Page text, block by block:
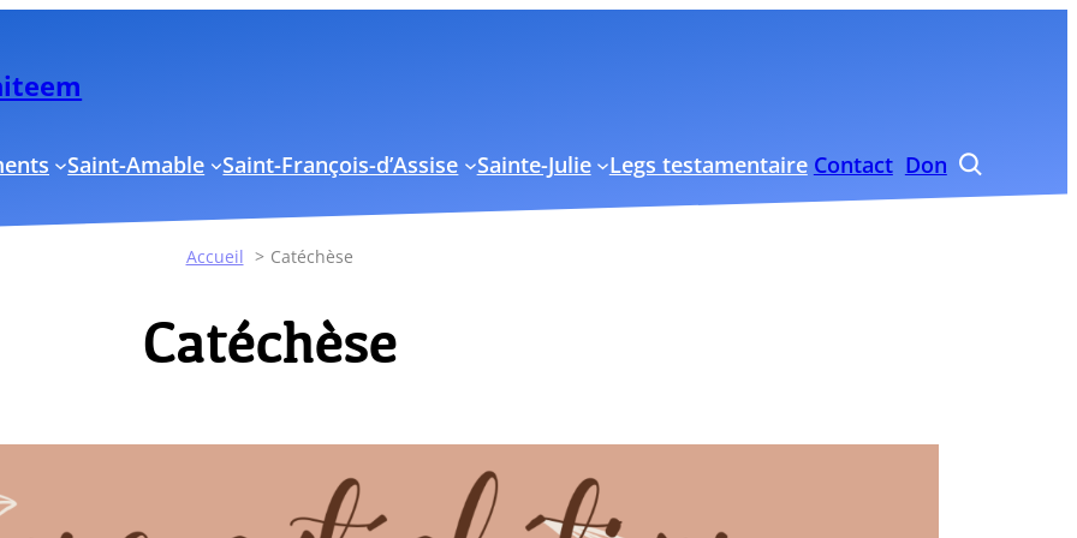
Saint-Amable Saint-François-d’Assise Sainte-Julie Legs testamentaire Contact Don 
Accueil Catéchèse
Catéchèse